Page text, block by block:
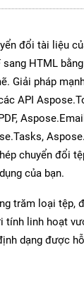
đổi tài liệu
HTML
Giải pháp
API
chuyển đổi
của bạn.
trăm loại tệp,
tính linh hoạt
dạng được